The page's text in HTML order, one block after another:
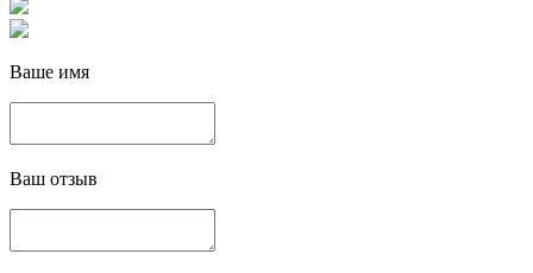
Ваше имя
Ваш отзыв